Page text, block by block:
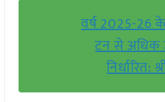
वर्ष 2025-26
टन से अधिक
निर्धारित: